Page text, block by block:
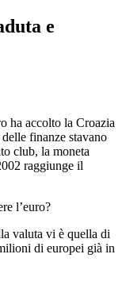
e
ha accolto la Croazia
finanze stavano
club, la moneta
raggiunge il
l’euro?
valuta vi è quella di
di europei già in